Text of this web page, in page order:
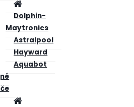
Dolphin-
Maytronics
Astralpool
Hayward
Aquabot